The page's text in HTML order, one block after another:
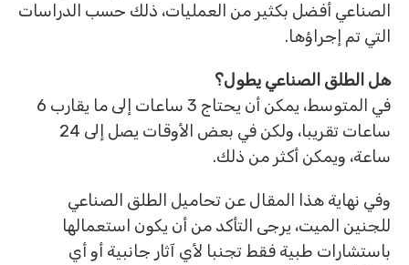
الصناعي أفضل بكثير من العمليات، ذلك حسب الدراسات
التي تم إجراؤها.
هل الطلق الصناعي يطول؟
في المتوسط، يمكن أن يحتاج 3 ساعات إلى ما يقارب 6
ساعات تقريبا، ولكن في بعض الأوقات يصل إلى 24
ساعة، ويمكن أكثر من ذلك.
وفي نهاية هذا المقال عن تحاميل الطلق الصناعي
للجنين الميت، يرجى التأكد من أن يكون استعمالها
باستشارات طبية فقط تجنبا لأي آثار جانبية أو أي